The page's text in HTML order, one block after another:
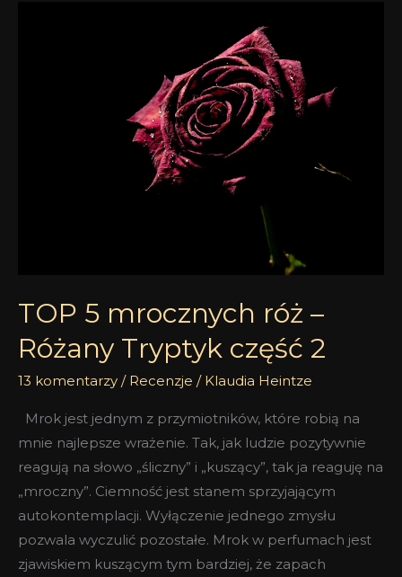
TOP 5 mrocznych róż –
Różany Tryptyk część 2
13 komentarzy / Recenzje / Klaudia Heintze
Mrok jest jednym z przymiotników, które robią na
mnie najlepsze wrażenie. Tak, jak ludzie pozytywnie
reagują na słowo „śliczny” i „kuszący”, tak ja reaguję na
„mroczny”. Ciemność jest stanem sprzyjającym
autokontemplacji. Wyłączenie jednego zmysłu
pozwala wyczulić pozostałe. Mrok w perfumach jest
zjawiskiem kuszącym tym bardziej, że zapach